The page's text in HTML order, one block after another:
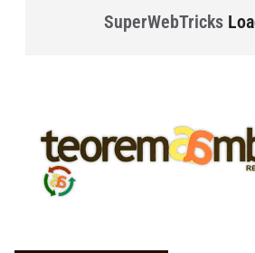
SuperWebTricks